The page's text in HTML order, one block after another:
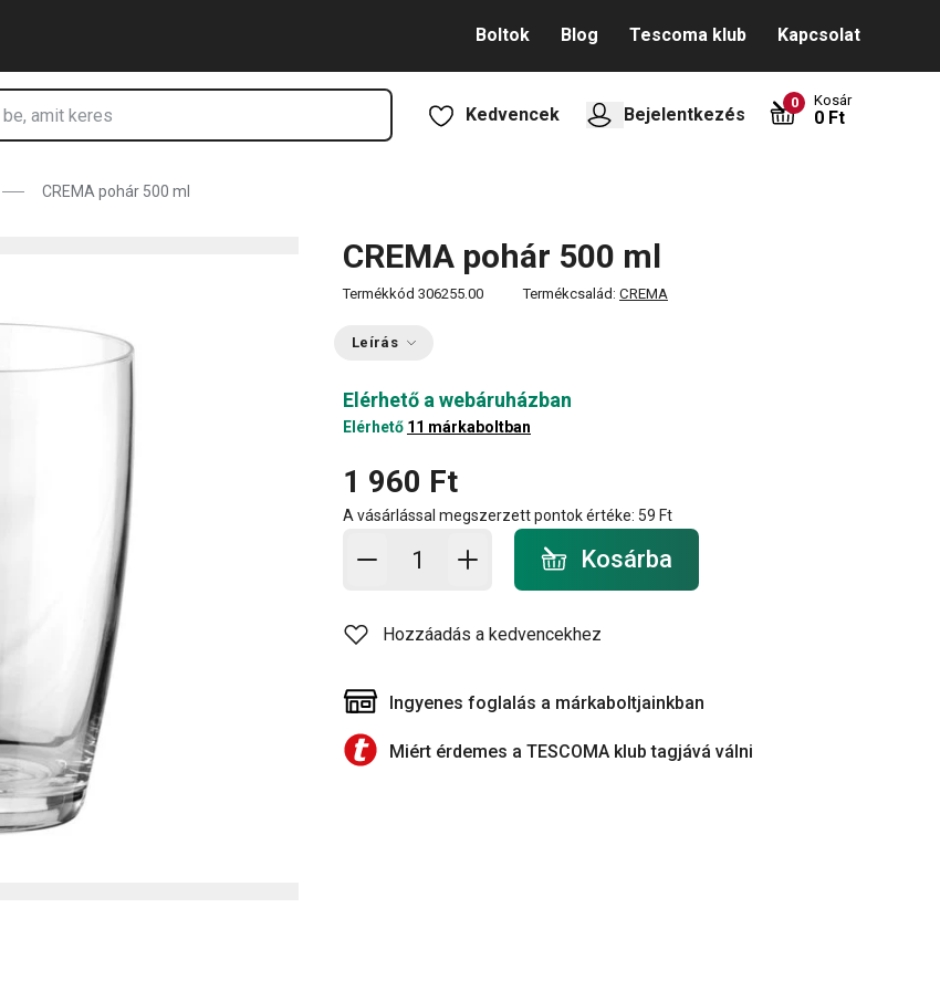
Boltok Blog Tescoma klub Kapcsolat
Kedvencek Bejelentkezés
0 Kosár
0 Ft
CREMA pohár 500 ml
CREMA pohár 500 ml
Termékkód 306255.00 Termékcsalád: CREMA
Leírás
Elérhető a webáruházban
Elérhető 11 márkaboltban
1 960 Ft
A vásárlással megszerzett pontok értéke: 59 Ft
Kosárba - mennyiség
Kosárba
Hozzáadás a kedvencekhez
Ingyenes foglalás a márkaboltjainkban
Miért érdemes a TESCOMA klub tagjává válni